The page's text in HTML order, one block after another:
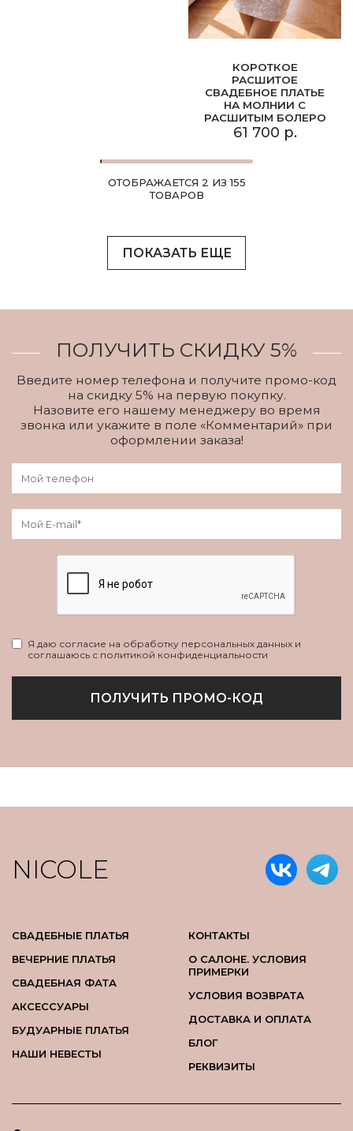
КОРОТКОЕ
РАСШИТОЕ
СВАДЕБНОЕ ПЛАТЬЕ
НА МОЛНИИ С
РАСШИТЫМ БОЛЕРО
61 700 р.
ОТОБРАЖАЕТСЯ 2 ИЗ 155
ТОВАРОВ
ПОКАЗАТЬ ЕЩЕ
ПОЛУЧИТЬ СКИДКУ 5%
Введите номер телефона и получите промо-код
на скидку 5% на первую покупку.
Назовите его нашему менеджеру во время
звонка или укажите в поле «Комментарий» при
оформлении заказа!
Я даю согласие на обработку персональных данных и
соглашаюсь с политикой конфиденциальности
ПОЛУЧИТЬ ПРОМО-КОД
NICOLE
СВАДЕБНЫЕ ПЛАТЬЯ
ВЕЧЕРНИЕ ПЛАТЬЯ
СВАДЕБНАЯ ФАТА
АКСЕССУАРЫ
БУДУАРНЫЕ ПЛАТЬЯ
НАШИ НЕВЕСТЫ
КОНТАКТЫ
О САЛОНЕ. УСЛОВИЯ
ПРИМЕРКИ
УСЛОВИЯ ВОЗВРАТА
ДОСТАВКА И ОПЛАТА
БЛОГ
РЕКВИЗИТЫ